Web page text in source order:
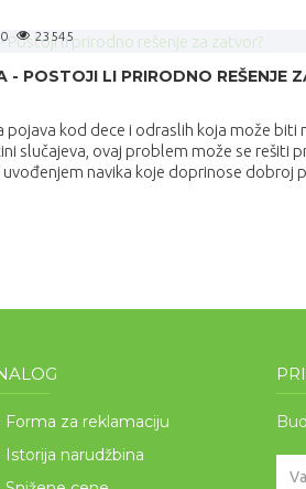
0 23545
- POSTOJI LI PRIRODNO REŠENJE
pojava kod dece i odraslih koja može biti
slučajeva, ovaj problem može se rešiti
uvođenjem navika koje doprinose dobroj
Forma za reklamaciju
Istorija narudžbina